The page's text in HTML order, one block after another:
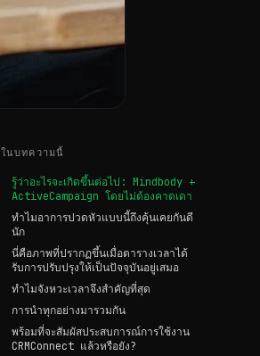
ในบทความนี้
รู้ว่าอะไรจะเกิดขึ้นต่อไป: Mindbody +
ActiveCampaign โดยไม่ต้องคาดเดา
ทำไมอาการปวดหัวแบบนี้ถึงคุ้นเคยกันดี
นัก
นี่คือภาพที่ปรากฏขึ้นเมื่อตารางเวลาได้
รับการปรับปรุงให้เป็นปัจจุบันอยู่เสมอ
ทำไมจังหวะเวลาจึงสำคัญที่สุด
การนำทุกอย่างมารวมกัน
พร้อมที่จะสัมผัสประสบการณ์การใช้งาน
CRMConnect แล้วหรือยัง?